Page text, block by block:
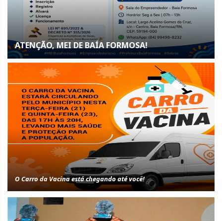
ATENÇÃO, MEI DE BAÍA FORMOSA!
O Carro da Vacina está chegando até você!